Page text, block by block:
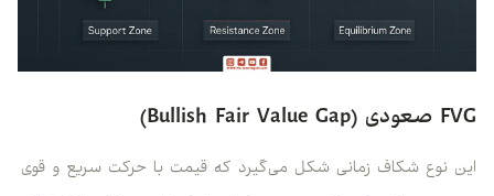
FVG صعودی (Bullish Fair Value Gap)
این نوع شکاف زمانی شکل می‌گیرد که قیمت با حرکت سریع و قوی